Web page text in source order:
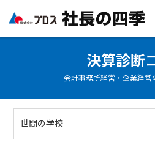
決算診断
会計事務所経営・企業経営
世間の学校